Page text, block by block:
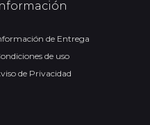
de Entrega
de uso
de Privacidad